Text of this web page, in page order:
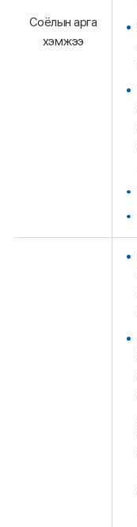
Соёлын арга
хэмжээ